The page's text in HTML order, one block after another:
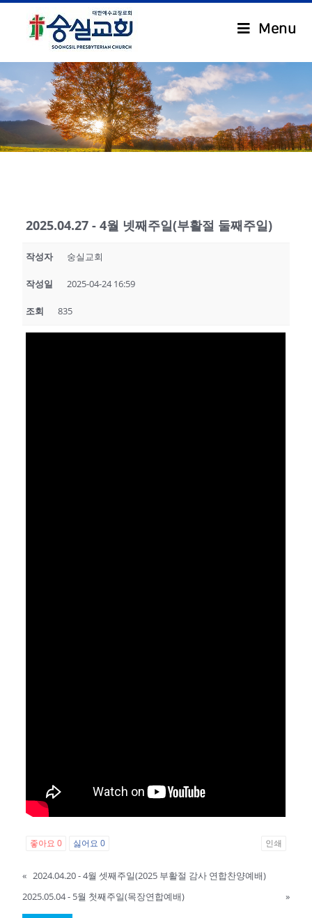
Menu
.
2025.04.27 - 4월 넷째주일(부활절 둘째주일)
작성자 숭실교회
작성일 2025-04-24 16:59
조회 835
좋아요0 싫어요0 인쇄
« 2024.04.20 - 4월 셋째주일(2025 부활절 감사 연합찬양예배)
2025.05.04 - 5월 첫째주일(목장연합예배)
»